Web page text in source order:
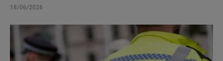
18/06/2026